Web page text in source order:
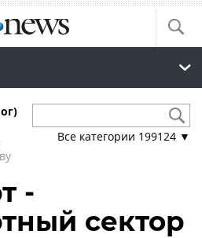
Все категории 199124 ▼
-
сектор